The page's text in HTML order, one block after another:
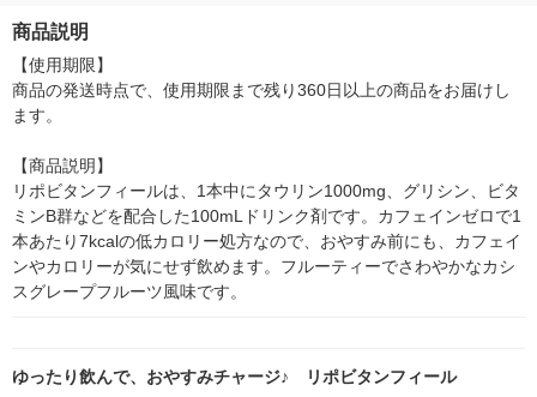
商品説明
【使用期限】
商品の発送時点で、使用期限まで残り360日以上の商品をお届けし
ます。
【商品説明】
リポビタンフィールは、1本中にタウリン1000mg、グリシン、ビタ
ミンB群などを配合した100mLドリンク剤です。カフェインゼロで1
本あたり7kcalの低カロリー処方なので、おやすみ前にも、カフェイ
ンやカロリーが気にせず飲めます。フルーティーでさわやかなカシ
スグレープフルーツ風味です。
ゆったり飲んで、おやすみチャージ♪ リポビタンフィール